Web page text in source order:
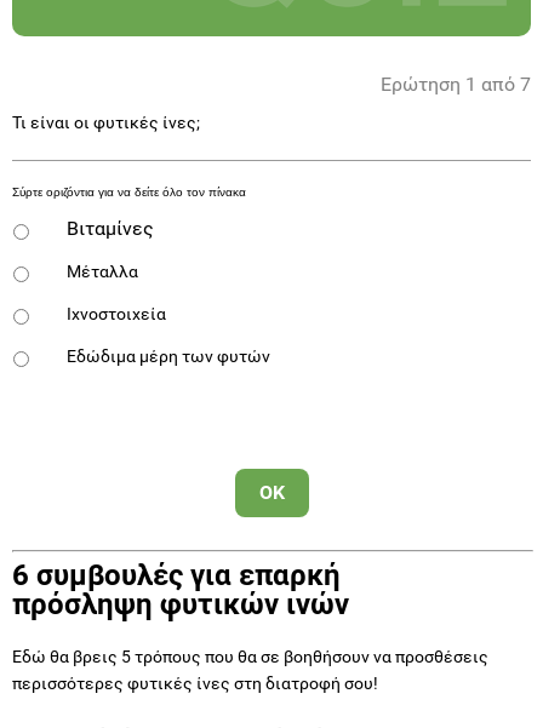
Ερώτηση 1 από 7
Τι είναι οι φυτικές ίνες;
Βιταμίνες
Μέταλλα
Ιχνοστοιχεία
Εδώδιμα μέρη των φυτών
OK
6 συμβουλές για επαρκή
πρόσληψη φυτικών ινών
Εδώ θα βρεις 5 τρόπους που θα σε βοηθήσουν να προσθέσεις
περισσότερες φυτικές ίνες στη διατροφή σου!